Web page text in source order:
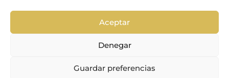
Aceptar
Denegar
Guardar preferencias